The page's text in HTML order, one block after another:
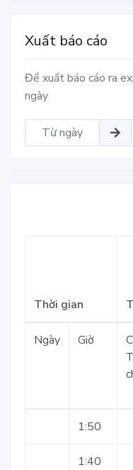
Xuất báo cáo
Để xuất báo cáo ra
ngày
Thời gian
Ngày Giờ
1:50
1:40